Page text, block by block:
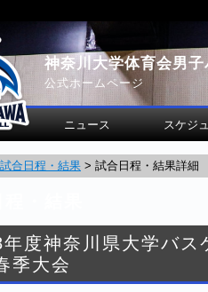
ニュース スケジ
神奈川大学体育会男
公式ホームページ
試合日程・結果 > 試合日程・結果詳細
度神奈川県大学バス
大会